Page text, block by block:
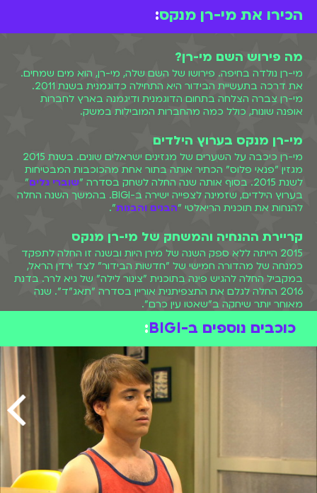
הכירו את מי-רן מנקס:
מה פירוש השם מי-רן?
מי-רן נולדה בחיפה. פירושו של השם שלה, מי-רן, הוא מים שמחים.
את דרכה בתעשיית הבידור היא התחילה כדוגמנית בשנת 2011.
מי-רן צברה הצלחה בתחום הדוגמנית ודיגמנה בארץ לחברות
אופנה שונות, כולל כמה מהחברות המובילות במשק.
מי-רן מנקס בערוץ הילדים
מי-רן כיכבה על השערים של מגזינים ישראלים שונים. בשנת 2015
מגזין "פנאי פלוס" הכתיר אותה בתור אחת מהכוכבות המבטיחות
לשנת 2015. בסוף אותה שנה החלה לשחק בסדרה "
שוברי גלים"
בערוץ הילדים, שזמינה לצפייה ישירה ב-BIGI. בהמשך השנה החלה
להנחות את תוכנית הריאלטי "הבנים והבנות".
קריירת ההנחיה והמשחק של מי-רן מנקס
2015 הייתה ללא ספק השנה של מירן היות ובשנה זו החלה לתפקד
כמנחה של מהדורה חמישי של "חדשות הבידור" לצד ירדן הראל,
במקביל החלה להגיש פינה בתוכנית "צינור לילה" של גיא לרר. בדנת
2016 החלה לגלם את התצפיתנית אוריין בסדרה "תאג"ד". שנה
מאוחר יותר שיחקה ב"שאטו עין כרם".
כוכבים נוספים ב-BIGI :